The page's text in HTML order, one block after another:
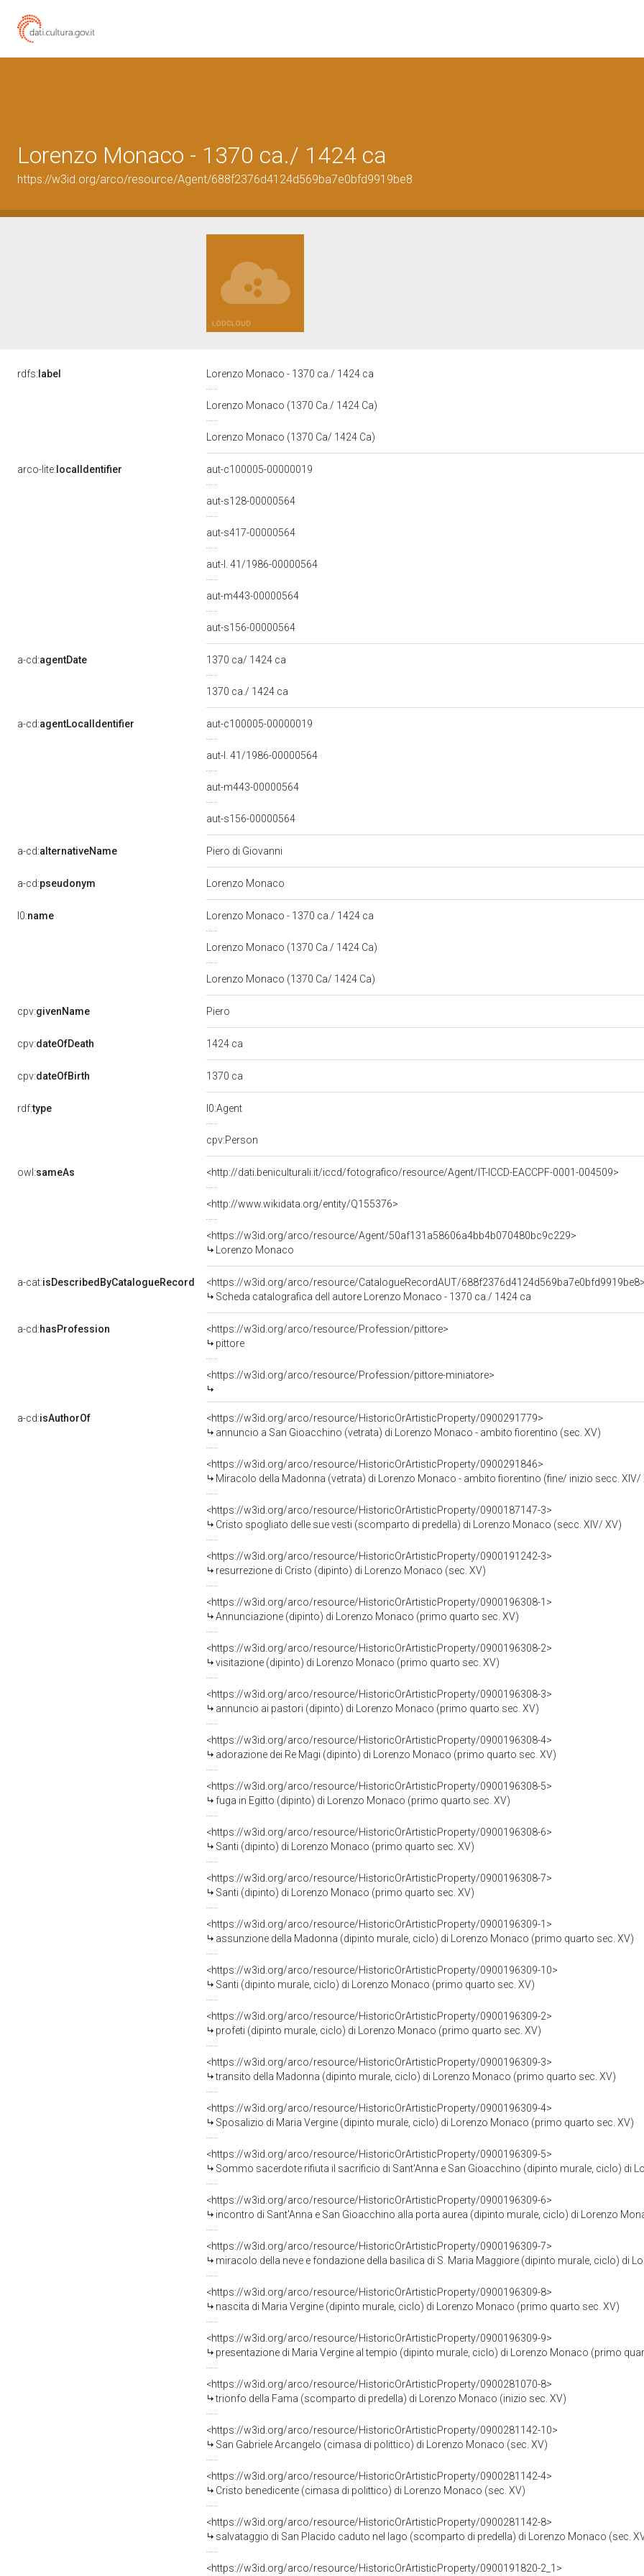
Lorenzo Monaco - 1370 ca./ 1424 ca
https://w3id.org/arco/resource/Agent/688f2376d4124d569ba7e0bfd9919be8
rdfs: label Lorenzo Monaco - 1370 ca./ 1424 ca
Lorenzo Monaco (1370 Ca./ 1424 Ca)
Lorenzo Monaco (1370 Ca/ 1424 Ca)
arco-lite: localIdentifier aut-c100005-00000019
aut-s128-00000564
aut-s417-00000564
aut-l. 41/1986-00000564
aut-m443-00000564
aut-s156-00000564
a-cd:agentDate 1370 ca/ 1424 ca
1370 ca./ 1424 ca
a-cd:agentLocalIdentifier aut-c100005-00000019
aut-l. 41/1986-00000564
aut-m443-00000564
aut-s156-00000564
a-cd:alternativeName Piero di Giovanni
a-cd:pseudonym Lorenzo Monaco
l0:name Lorenzo Monaco - 1370 ca./ 1424 ca
Lorenzo Monaco (1370 Ca./ 1424 Ca)
Lorenzo Monaco (1370 Ca/ 1424 Ca)
cpv:givenName Piero
cpv:dateOfDeath 1424 ca
cpv:dateOfBirth 1370 ca
rdf:type l0:Agent
cpv:Person
owl:sameAs <http://dati.beniculturali.it/iccd/fotografico/resource/Agent/IT-ICCD-EACCPF-0001-004509>
<http://www.wikidata.org/entity/Q155376>
<https://w3id.org/arco/resource/Agent/50af131a58606a4bb4b070480bc9c229>
Lorenzo Monaco
a-cat:isDescribedByCatalogueRecord
<https://w3id.org/arco/resource/CatalogueRecordAUT/
Scheda catalografica dell autore Lorenzo Monaco - 1370 ca./ 1424 ca
a-cd:hasProfession
<https://w3id.org/arco/resource/Profession/pittore>
pittore
<https://w3id.org/arco/resource/Profession/pittore-miniatore>
a-cd:isAuthorOf
<https://w3id.org/arco/resource/HistoricOrArtisticProperty/0900291779>
annuncio a San Gioacchino (vetrata) di Lorenzo Monaco - ambito fiorentino (sec. XV)
<https://w3id.org/arco/resource/HistoricOrArtisticProperty/0900291846>
Miracolo della Madonna (vetrata) di Lorenzo Monaco - ambito fiorentino (fine/ inizio secc. XIV/
<https://w3id.org/arco/resource/HistoricOrArtisticProperty/0900187147-3>
Cristo spogliato delle sue vesti (scomparto di predella) di Lorenzo Monaco (secc. XIV/ XV)
<https://w3id.org/arco/resource/HistoricOrArtisticProperty/0900191242-3>
resurrezione di Cristo (dipinto) di Lorenzo Monaco (sec. XV)
<https://w3id.org/arco/resource/HistoricOrArtisticProperty/0900196308-1>
Annunciazione (dipinto) di Lorenzo Monaco (primo quarto sec. XV)
<https://w3id.org/arco/resource/HistoricOrArtisticProperty/0900196308-2>
visitazione (dipinto) di Lorenzo Monaco (primo quarto sec. XV)
<https://w3id.org/arco/resource/HistoricOrArtisticProperty/0900196308-3>
annuncio ai pastori (dipinto) di Lorenzo Monaco (primo quarto sec. XV)
<https://w3id.org/arco/resource/HistoricOrArtisticProperty/0900196308-4>
adorazione dei Re Magi (dipinto) di Lorenzo Monaco (primo quarto sec. XV)
<https://w3id.org/arco/resource/HistoricOrArtisticProperty/0900196308-5>
fuga in Egitto (dipinto) di Lorenzo Monaco (primo quarto sec. XV)
<https://w3id.org/arco/resource/HistoricOrArtisticProperty/0900196308-6>
Santi (dipinto) di Lorenzo Monaco (primo quarto sec. XV)
<https://w3id.org/arco/resource/HistoricOrArtisticProperty/0900196308-7>
Santi (dipinto) di Lorenzo Monaco (primo quarto sec. XV)
<https://w3id.org/arco/resource/HistoricOrArtisticProperty/0900196309-1>
assunzione della Madonna (dipinto murale, ciclo) di Lorenzo Monaco (primo quarto sec. XV)
<https://w3id.org/arco/resource/HistoricOrArtisticProperty/0900196309-10>
Santi (dipinto murale, ciclo) di Lorenzo Monaco (primo quarto sec. XV)
<https://w3id.org/arco/resource/HistoricOrArtisticProperty/0900196309-2>
profeti (dipinto murale, ciclo) di Lorenzo Monaco (primo quarto sec. XV)
<https://w3id.org/arco/resource/HistoricOrArtisticProperty/0900196309-3>
transito della Madonna (dipinto murale, ciclo) di Lorenzo Monaco (primo quarto sec. XV)
<https://w3id.org/arco/resource/HistoricOrArtisticProperty/0900196309-4>
Sposalizio di Maria Vergine (dipinto murale, ciclo) di Lorenzo Monaco (primo quarto sec. XV)
<https://w3id.org/arco/resource/HistoricOrArtisticProperty/0900196309-5>
Sommo sacerdote rifiuta il sacrificio di Sant'Anna e San Gioacchino (dipinto murale, ciclo) di
<https://w3id.org/arco/resource/HistoricOrArtisticProperty/0900196309-6>
incontro di Sant'Anna e San Gioacchino alla porta aurea (dipinto murale, ciclo) di Lorenzo
<https://w3id.org/arco/resource/HistoricOrArtisticProperty/0900196309-7>
miracolo della neve e fondazione della basilica di S. Maria Maggiore (dipinto murale, ciclo) di
<https://w3id.org/arco/resource/HistoricOrArtisticProperty/0900196309-8>
nascita di Maria Vergine (dipinto murale, ciclo) di Lorenzo Monaco (primo quarto sec. XV)
<https://w3id.org/arco/resource/HistoricOrArtisticProperty/0900196309-9>
presentazione di Maria Vergine al tempio (dipinto murale, ciclo) di Lorenzo Monaco (primo
<https://w3id.org/arco/resource/HistoricOrArtisticProperty/0900281070-8>
trionfo della Fama (scomparto di predella) di Lorenzo Monaco (inizio sec. XV)
<https://w3id.org/arco/resource/HistoricOrArtisticProperty/0900281142-10>
San Gabriele Arcangelo (cimasa di polittico) di Lorenzo Monaco (sec. XV)
<https://w3id.org/arco/resource/HistoricOrArtisticProperty/0900281142-4>
Cristo benedicente (cimasa di polittico) di Lorenzo Monaco (sec. XV)
<https://w3id.org/arco/resource/HistoricOrArtisticProperty/0900281142-8>
salvataggio di San Placido caduto nel lago (scomparto di predella) di Lorenzo Monaco (sec.
<https://w3id.org/arco/resource/HistoricOrArtisticProperty/0900191820-2_1>